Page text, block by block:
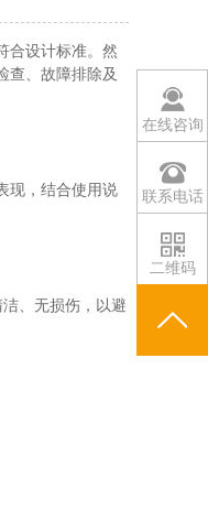
合设计标准。然
查、故障排除及
现，结合使用说
、无损伤，以避
在线咨询
联系电话
二维码